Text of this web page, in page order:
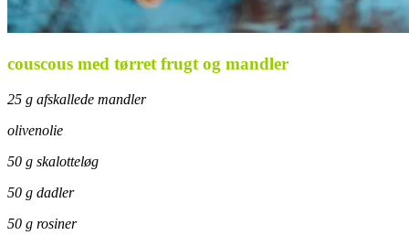
couscous med tørret frugt og mandler
25 g afskallede mandler
olivenolie
50 g skalotteløg
50 g dadler
50 g rosiner